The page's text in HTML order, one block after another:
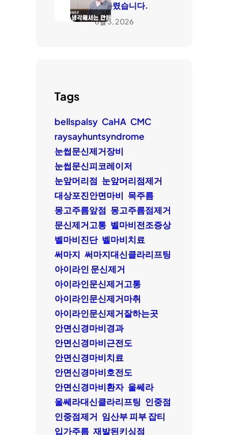
은 틀렸습니다.
8월 3, 2026
Tags
bellspalsy CaHA CMC
raysayhuntsyndrome
눈썹문신제거장비
눈썹문신피코레이저
눈앞머리점 눈앞머리점제거
대상포진안면마비 목주름
몽고주름앞점 몽고주름점제거
문신제거고통 벨마비전조증상
벨마비진단 벨마비치료
써마지 써마지대신클라리프팅
아이라인 문신제거
아이라인문신제거고통
아이라인문신제거마취
아이라인문신제거잘하는곳
안면신경마비경과
안면신경마비근전도
안면신경마비치료
안면신경마비호전도
안면신경마비환자 울쎄라
울쎄라대신클라리프팅 인중점
인중점제거 임산부 피부 잡티
입가주름 재발된키싱점